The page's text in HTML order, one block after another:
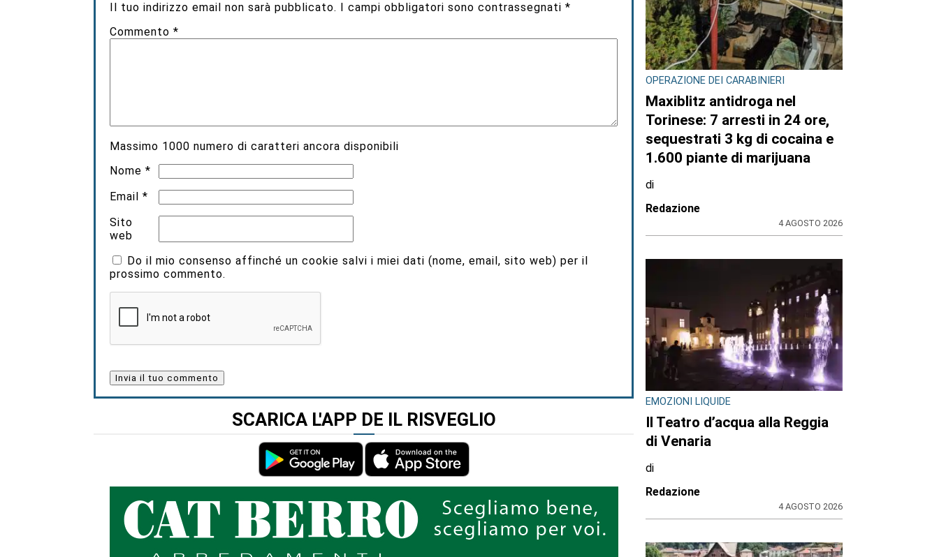
Il tuo indirizzo email non sarà pubblicato. I campi obbligatori sono contrassegnati*
Commento*
Massimo 1000 numero di caratteri ancora disponibili
Nome*
Email*
Sito
web
Do il mio consenso affinché un cookie salvi i miei dati (nome, email, sito web) per il
prossimo commento.
SCARICA L'APP DE IL RISVEGLIO
OPERAZIONE DEI CARABINIERI
Maxiblitz antidroga nel
Torinese: 7 arresti in 24 ore,
sequestrati 3 kg di cocaina e
1.600 piante di marijuana
di
Redazione
4 AGOSTO 2026
EMOZIONI LIQUIDE
Il Teatro d’acqua alla Reggia
di Venaria
di
Redazione
4 AGOSTO 2026